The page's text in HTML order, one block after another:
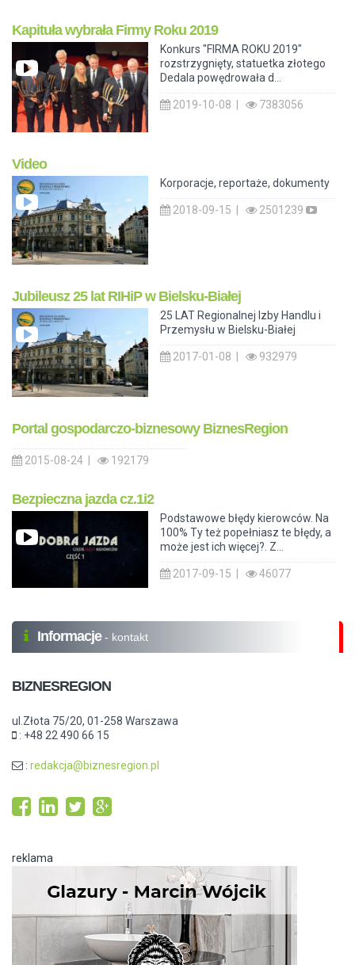
Kapituła wybrała Firmy Roku 2019
Konkurs "FIRMA ROKU 2019"
rozstrzygnięty, statuetka złotego
Dedala powędrowała d...
2019-10-08 | 7383056
Video
Korporacje, reportaże, dokumenty
2018-09-15 | 2501239
Jubileusz 25 lat RIHiP w Bielsku-Białej
25 LAT Regionalnej Izby Handlu i
Przemysłu w Bielsku-Białej
2017-01-08 | 932979
Portal gospodarczo-biznesowy BiznesRegion
2015-08-24 | 192179
Bezpieczna jazda cz.1i2
Podstawowe błędy kierowców. Na
100% Ty też popełniasz te błędy, a
może jest ich więcej?. Z...
2017-09-15 | 46077
Informacje - kontakt
BIZNESREGION
ul.Złota 75/20, 01-258 Warszawa
: +48 22 490 66 15
: redakcja@biznesregion.pl
reklama